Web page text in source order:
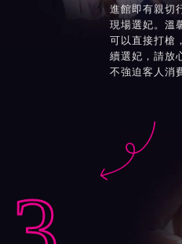
進館即有親切
現場選妃。溫
可以直接打槍
續選妃，請放
不強迫客人消
